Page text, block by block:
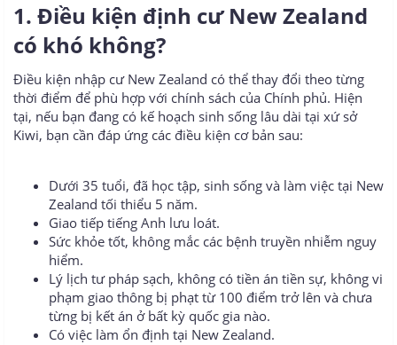
t
r
1. Điều kiện định cư New Zealand
có khó không?
Điều kiện nhập cư New Zealand có thể thay đổi theo từng
thời điểm để phù hợp với chính sách của Chính phủ. Hiện
tại, nếu bạn đang có kế hoạch sinh sống lâu dài tại xứ sở
Kiwi, bạn cần đáp ứng các điều kiện cơ bản sau:
Dưới 35 tuổi, đã học tập, sinh sống và làm việc tại New
Zealand tối thiểu 5 năm.
Giao tiếp tiếng Anh lưu loát.
Sức khỏe tốt, không mắc các bệnh truyền nhiễm nguy
hiểm.
Lý lịch tư pháp sạch, không có tiền án tiền sự, không vi
phạm giao thông bị phạt từ 100 điểm trở lên và chưa
từng bị kết án ở bất kỳ quốc gia nào.
Có việc làm ổn định tại New Zealand.